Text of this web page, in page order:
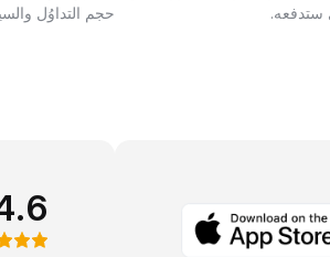
ستدفعه.
حجم التداوُل